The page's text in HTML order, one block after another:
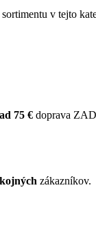
v tejto
75 € doprava
zákazníkov.